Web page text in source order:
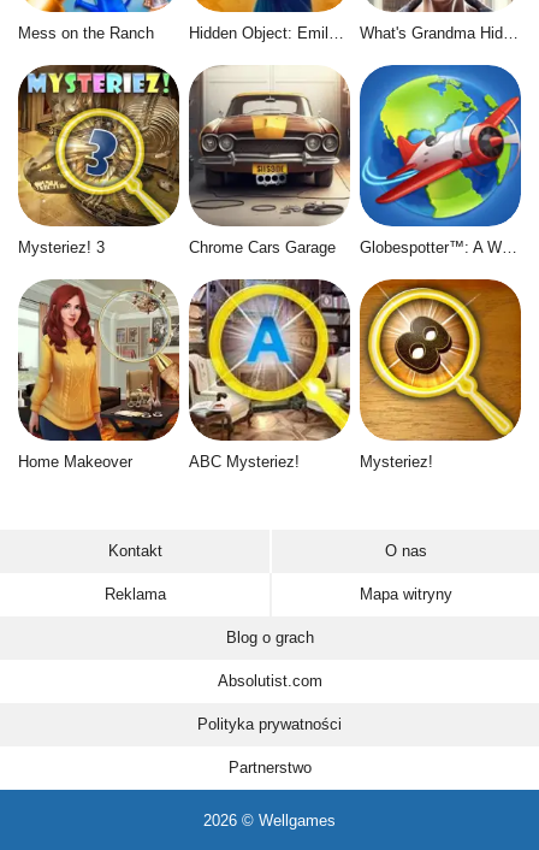
Mess on the Ranch What's Grandma Hiding
Mysteriez! 3 Chrome Cars Garage Globespotter™: A World of Difference™
Home Makeover ABC Mysteriez! Mysteriez!
Kontakt O nas
Reklama Mapa witryny
Blog o grach
Absolutist.com
Polityka prywatności
Partnerstwo
2026 © Wellgames